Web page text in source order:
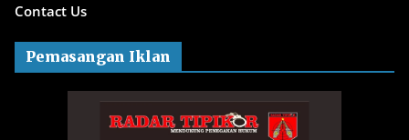
Contact Us
Pemasangan Iklan